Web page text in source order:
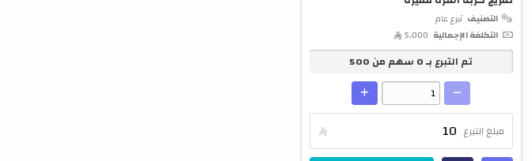
التصنيف تبرع عام
التكلفة الإجمالية
تم التبرع بـ0 سهم من 500
مبلغ التبرع 